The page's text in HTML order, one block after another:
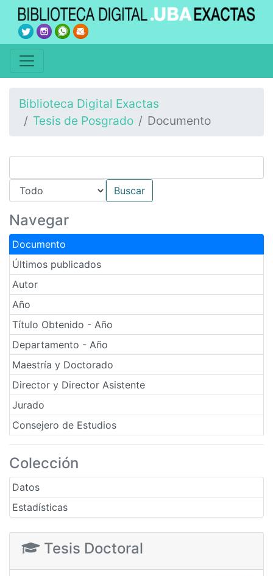
Biblioteca Digital Exactas
Tesis de Posgrado
Documento
Navegar
Documento
Últimos publicados
Autor
Año
Título Obtenido - Año
Departamento - Año
Maestría y Doctorado
Director y Director Asistente
Jurado
Consejero de Estudios
Colección
Datos
Estadísticas
Tesis Doctoral